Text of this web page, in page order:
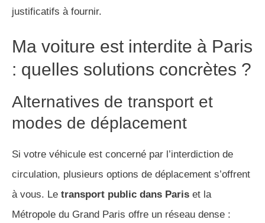
justificatifs à fournir.
Ma voiture est interdite à Paris
: quelles solutions concrètes ?
Alternatives de transport et
modes de déplacement
Si votre véhicule est concerné par l’interdiction de
circulation, plusieurs options de déplacement s’offrent
à vous. Le transport public dans Paris et la
Métropole du Grand Paris offre un réseau dense :